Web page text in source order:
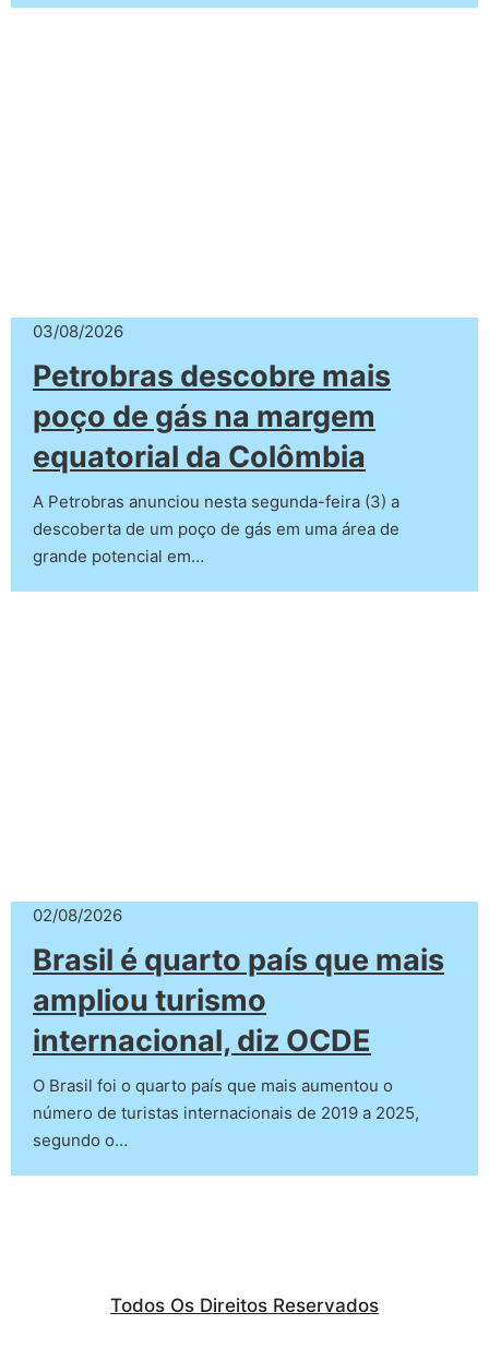
03/08/2026
Petrobras descobre mais
poço de gás na margem
equatorial da Colômbia
A Petrobras anunciou nesta segunda-feira (3) a
descoberta de um poço de gás em uma área de
grande potencial em…
02/08/2026
Brasil é quarto país que mais
ampliou turismo
internacional, diz OCDE
O Brasil foi o quarto país que mais aumentou o
número de turistas internacionais de 2019 a 2025,
segundo o…
Todos Os Direitos Reservados